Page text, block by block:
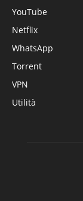
YouTube
Netflix
WhatsApp
Torrent
VPN
Utilità